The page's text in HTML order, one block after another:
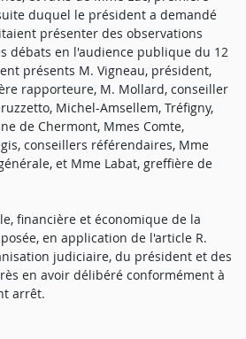
duquel le président a demandé
présenter des observations
débats en l'audience publique du 12
présents M. Vigneau, président,
rapporteure, M. Mollard, conseiller
Michel-Amsellem, Tréfigny,
de Chermont, Mmes Comte,
conseillers référendaires, Mme
et Mme Labat, greffière de
financière et économique de la
en application de l'article R.
judiciaire, du président et des
en avoir délibéré conformément à
arrêt.